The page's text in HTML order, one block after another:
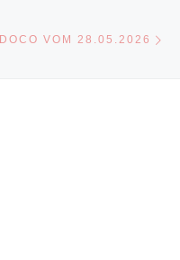
DOCO VOM 28.05.2026